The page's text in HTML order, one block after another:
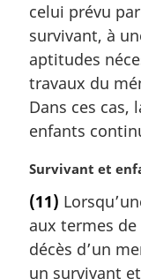
celui prévu
survivant, à
aptitudes
travaux du
Dans ces cas,
enfants
N
t
e
m
Survivant et
(11)
aux termes
décès d’un
un survivant